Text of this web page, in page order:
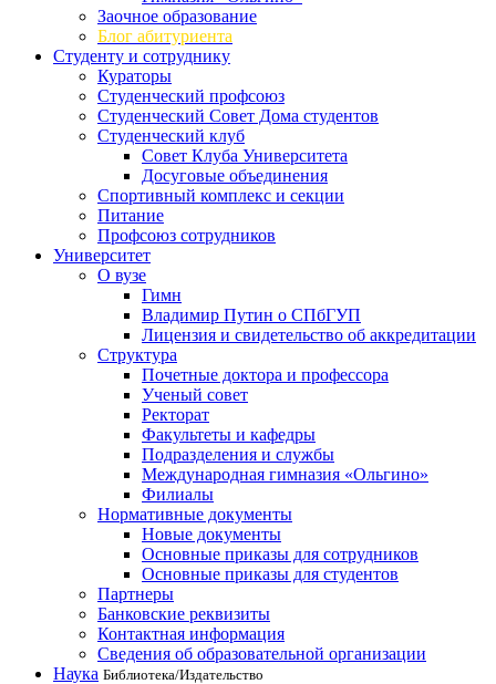
Заочное образование
Блог абитуриента
Студенту и сотруднику
Кураторы
Студенческий профсоюз
Студенческий Совет Дома студентов
Студенческий клуб
Совет Клуба Университета
Досуговые объединения
Спортивный комплекс и секции
Питание
Профсоюз сотрудников
Университет
О вузе
Гимн
Владимир Путин о СПбГУП
Лицензия и свидетельство об аккредитации
Структура
Почетные доктора и профессора
Ученый совет
Ректорат
Факультеты и кафедры
Подразделения и службы
Международная гимназия «Ольгино»
Филиалы
Нормативные документы
Новые документы
Основные приказы для сотрудников
Основные приказы для студентов
Партнеры
Банковские реквизиты
Контактная информация
Сведения об образовательной организации
Наука Библиотека/Издательство